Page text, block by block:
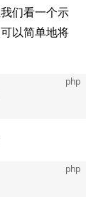
们看一个示
以简单地将
php
php